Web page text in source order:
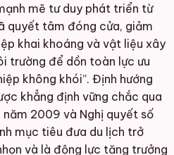
mẽ tư duy phát triển từ
quyết tâm đóng cửa, giảm
khai khoáng và vật liệu xây
trường để dồn toàn lực ưu
không khói”. Định hướng
khẳng định vững chắc qua
2009 và Nghị quyết số
mục tiêu đưa du lịch trở
và là động lực tăng trưởng